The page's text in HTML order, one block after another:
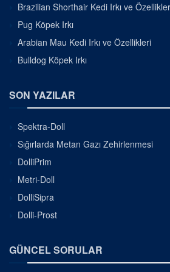
Brazilian Shorthair Kedi Irkı ve
Pug Köpek Irkı
Arabian Mau Kedi Irkı ve Özellikleri
Bulldog Köpek Irkı
SON YAZILAR
Spektra-Doll
Sığırlarda Metan Gazı Zehirlenmesi
DolliPrim
Metri-Doll
DolliSipra
Dolli-Prost
GÜNCEL SORULAR